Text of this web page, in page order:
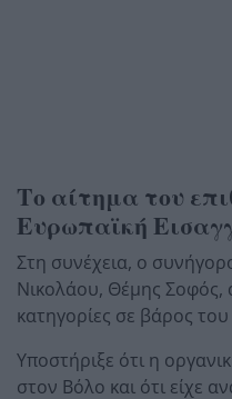
Το αίτημα του
Ευρωπαϊκή
Στη συνέχεια, ο
Νικολάου, Θέμης Σοφός,
κατηγορίες σε βάρος
Υποστήριξε ότι η
στον Βόλο και ότι είχε